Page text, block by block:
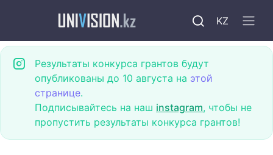
KZ
Результаты конкурса грантов будут
опубликованы до 10 августа на этой
странице.
Подписывайтесь на наш instagram, чтобы не
пропустить результаты конкурса грантов!